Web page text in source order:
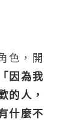
色，開
「因為我
的人，
什麼不